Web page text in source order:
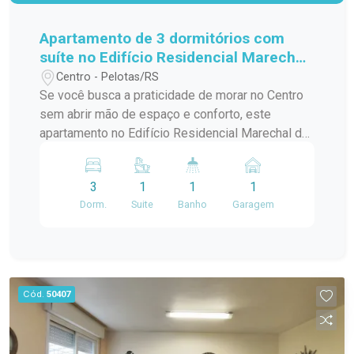
Apartamento de 3 dormitórios com
suíte no Edifício Residencial Marechal
de Ferro - Centro - Pelotas
Centro - Pelotas/RS
Se você busca a praticidade de morar no Centro
sem abrir mão de espaço e conforto, este
apartamento no Edifício Residencial Marechal de
amplos, bem distribuídos e funcionais, o imóvel
oferece uma rotina mais prática para toda a
família, em uma das localizações mais
Receita Federal, o apartamento está inserido em
uma das regiões mais completas de Pelotas.
Além da excelente mobilidade, você terá fácil
acesso a supermercados, farmácias, bancos,
3
Dorm.
1
Suite
1
Banho
1
Garagem
Cód. 50407